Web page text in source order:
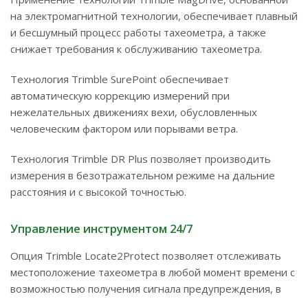
на электромагнитной технологии, обеспечивает плавный
и бесшумный процесс работы тахеометра, а также
снижает требования к обслуживанию тахеометра.
Технология Trimble SurePoint обеспечивает
автоматическую коррекцию измерений при
нежелательных движениях вехи, обусловленных
человеческим фактором или порывами ветра.
Технология Trimble DR Plus позволяет производить
измерения в безотражательном режиме на дальние
расстояния и с высокой точностью.
Управление инструментом 24/7
Опция Trimble Locate2Protect позволяет отслеживать
местоположение тахеометра в любой момент времени с
возможностью получения сигнала предупреждения, в